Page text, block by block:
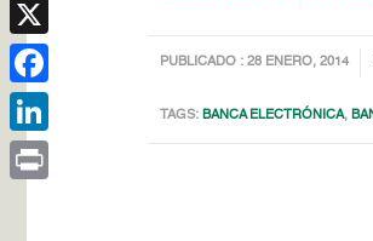
PUBLICADO : 28 ENERO, 2014
TAGS: BANCA ELECTRÓNICA,
X
Facebook
LinkedIn